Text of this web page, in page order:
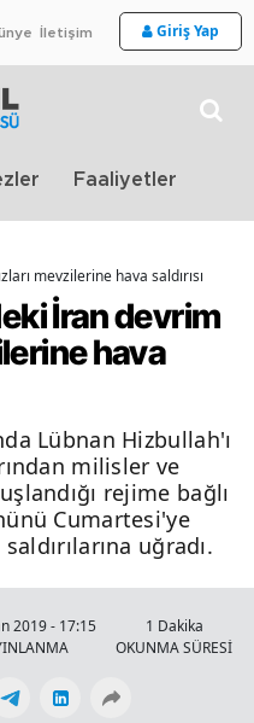
İletişim Giriş Yap
Faaliyetler
mevzilerine hava saldırısı
İran devrim
hava
Lübnan Hizbullah'ı
milisler ve
rejime bağlı
Cumartesi'ye
uğradı.
2019 - 17:15
1 Dakika
OKUNMA SÜRESİ